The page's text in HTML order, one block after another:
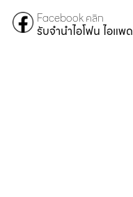
Facebook คลิก
รับจำนำไอโฟน ไอแพด